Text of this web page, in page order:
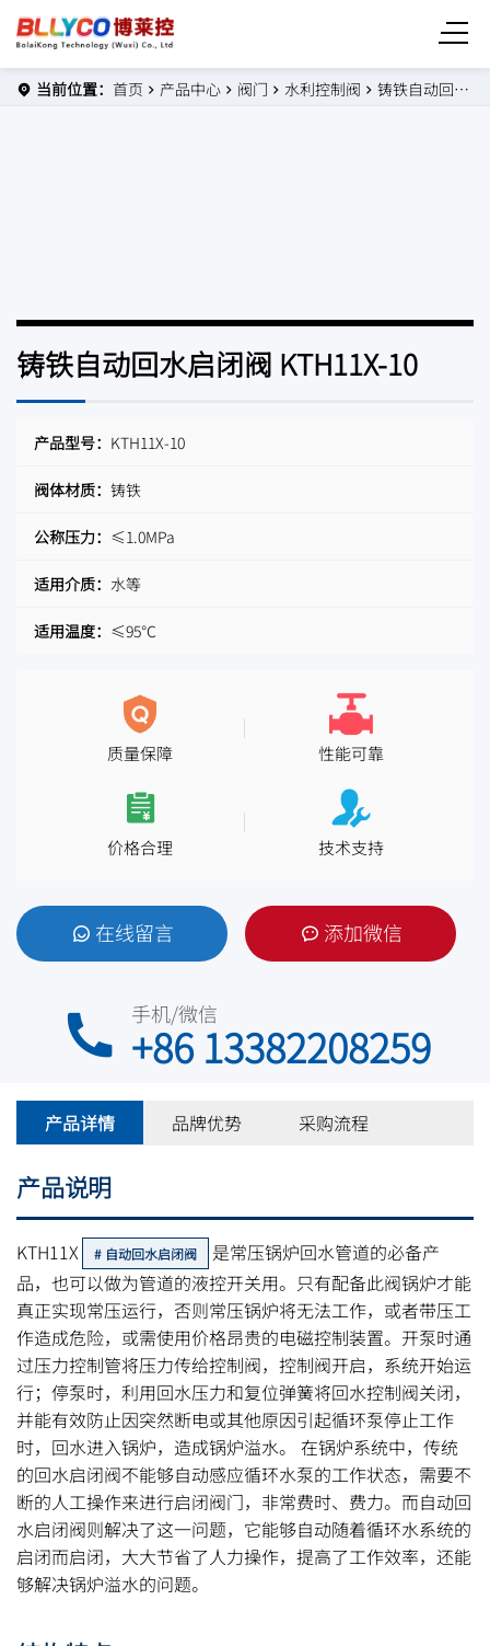
当前位置： 首页 产品中心 阀门 水利控制阀 铸铁自动回水启闭阀 KTH11X-10
铸铁自动回水启闭阀 KTH11X-10
产品型号： KTH11X-10
阀体材质： 铸铁
公称压力： ≤1.0MPa
适用介质： 水等
适用温度： ≤95℃
质量保障 性能可靠
价格合理 技术支持
在线留言 添加微信
手机/微信
+86 13382208259
产品详情 品牌优势 采购流程
产品说明
KTH11X 自动回水启闭阀
是常压锅炉回水管道的必备产
品，也可以做为管道的液控开关用。只有配备此阀锅炉才能
真正实现常压运行，否则常压锅炉将无法工作，或者带压工
作造成危险，或需使用价格昂贵的电磁控制装置。开泵时通
过压力控制管将压力传给控制阀，控制阀开启，系统开始运
行；停泵时，利用回水压力和复位弹簧将回水控制阀关闭，
并能有效防止因突然断电或其他原因引起循环泵停止工作
时，回水进入锅炉，造成锅炉溢水。 在锅炉系统中，传统
的回水启闭阀不能够自动感应循环水泵的工作状态，需要不
断的人工操作来进行启闭阀门，非常费时、费力。而自动回
水启闭阀则解决了这一问题，它能够自动随着循环水系统的
启闭而启闭，大大节省了人力操作，提高了工作效率，还能
够解决锅炉溢水的问题。